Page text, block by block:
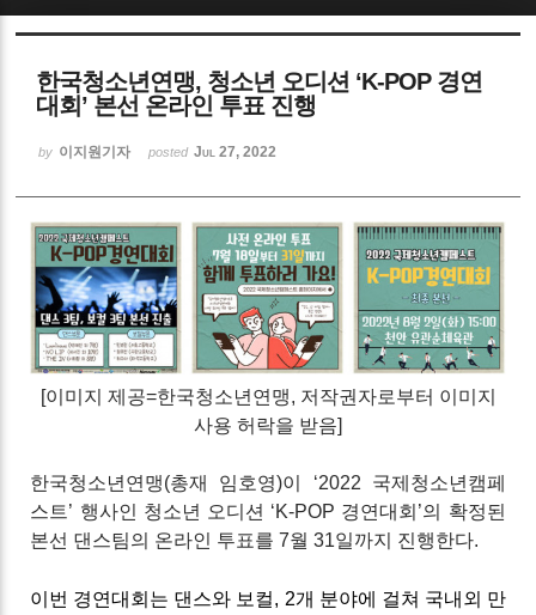
한국청소년연맹, 청소년 오디션 ‘K-POP 경연
대회’ 본선 온라인 투표 진행
by 이지원기자 posted Jul 27, 2022
[이미지 제공=한국청소년연맹, 저작권자로부터 이미지
사용 허락을 받음]
한국청소년연맹(총재 임호영)이 ‘2022 국제청소년캠페
스트’ 행사인 청소년 오디션 ‘K-POP 경연대회’의 확정된
본선 댄스팀의 온라인 투표를 7월 31일까지 진행한다.
이번 경연대회는 댄스와 보컬, 2개 분야에 걸쳐 국내외 만
Sketchbook5, 스케치북5
Sketchbook5, 스케치북5